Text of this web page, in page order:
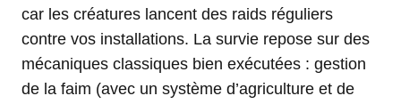
car les créatures lancent des raids réguliers
contre vos installations. La survie repose sur des
mécaniques classiques bien exécutées : gestion
de la faim (avec un système d’agriculture et de